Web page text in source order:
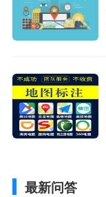
最新问答